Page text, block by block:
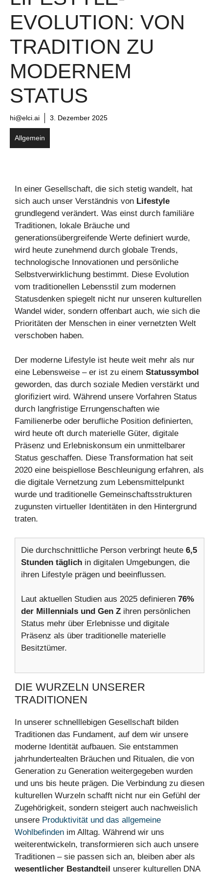
EVOLUTION: VON
TRADITION ZU
MODERNEM
STATUS
hi@elci.ai 3. Dezember 2025
Allgemein
In einer Gesellschaft, die sich stetig wandelt, hat
sich auch unser Verständnis von Lifestyle
grundlegend verändert. Was einst durch familiäre
Traditionen, lokale Bräuche und
generationsübergreifende Werte definiert wurde,
wird heute zunehmend durch globale Trends,
technologische Innovationen und persönliche
Selbstverwirklichung bestimmt. Diese Evolution
vom traditionellen Lebensstil zum modernen
Statusdenken spiegelt nicht nur unseren kulturellen
Wandel wider, sondern offenbart auch, wie sich die
Prioritäten der Menschen in einer vernetzten Welt
verschoben haben.
Der moderne Lifestyle ist heute weit mehr als nur
eine Lebensweise – er ist zu einem Statussymbol
geworden, das durch soziale Medien verstärkt und
glorifiziert wird. Während unsere Vorfahren Status
durch langfristige Errungenschaften wie
Familienerbe oder berufliche Position definierten,
wird heute oft durch materielle Güter, digitale
Präsenz und Erlebniskonsum ein unmittelbarer
Status geschaffen. Diese Transformation hat seit
2020 eine beispiellose Beschleunigung erfahren, als
die digitale Vernetzung zum Lebensmittelpunkt
wurde und traditionelle Gemeinschaftsstrukturen
zugunsten virtueller Identitäten in den Hintergrund
traten.
Die durchschnittliche Person verbringt heute 6,5
Stunden täglich in digitalen Umgebungen, die
ihren Lifestyle prägen und beeinflussen.
Laut aktuellen Studien aus 2025 definieren 76%
der Millennials und Gen Z ihren persönlichen
Status mehr über Erlebnisse und digitale
Präsenz als über traditionelle materielle
Besitztümer.
DIE WURZELN UNSERER
TRADITIONEN
In unserer schnelllebigen Gesellschaft bilden
Traditionen das Fundament, auf dem wir unsere
moderne Identität aufbauen. Sie entstammen
jahrhundertealten Bräuchen und Ritualen, die von
Generation zu Generation weitergegeben wurden
und uns bis heute prägen. Die Verbindung zu diesen
kulturellen Wurzeln schafft nicht nur ein Gefühl der
Zugehörigkeit, sondern steigert auch nachweislich
unsere Produktivität und das allgemeine
Wohlbefinden im Alltag. Während wir uns
weiterentwickeln, transformieren sich auch unsere
Traditionen – sie passen sich an, bleiben aber als
wesentlicher Bestandteil unserer kulturellen DNA